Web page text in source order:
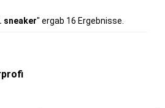
. sneaker" ergab 16 Ergebnisse.